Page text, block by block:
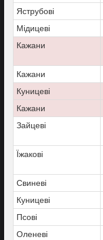
Яструбові
Мідицеві
Кажани
Кажани
Куницеві
Кажани
Зайцеві
Їжакові
Свиневі
Куницеві
Псові
Оленеві